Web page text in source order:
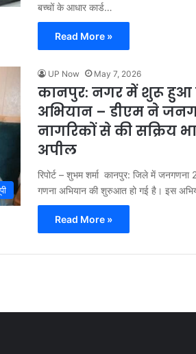
बच्चों के आधार कार्ड…
Read More »
UP Now May 7, 2026
कानपुर: नगर में शुरू हुआ
अभियान – डीएम ने
नागरिकों से की सक्रिय
अपील
रिपोर्ट – शुभम शर्मा कानपुर: जिले में
गणना अभियान की शुरुआत हो गई है। इस
Read More »